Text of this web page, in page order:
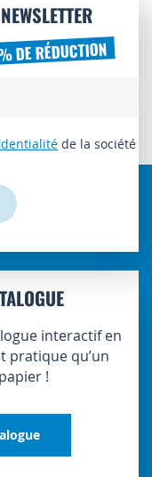
DE RÉDUCTION
de la société
interactif en
pratique qu’un
!